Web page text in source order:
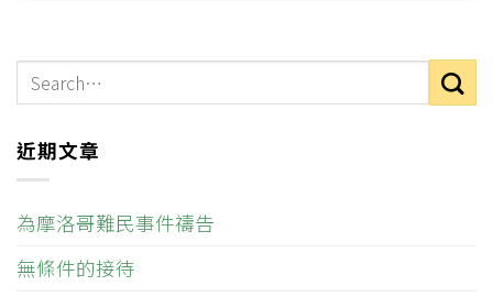
近期文章
為摩洛哥難民事件禱告
無條件的接待